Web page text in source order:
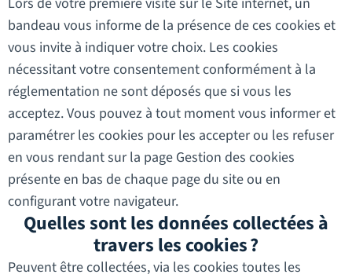
bandeau vous informe de la présence de ces cookies et
vous invite à indiquer votre choix. Les cookies
nécessitant votre consentement conformément à la
réglementation ne sont déposés que si vous les
acceptez. Vous pouvez à tout moment vous informer et
paramétrer les cookies pour les accepter ou les refuser
en vous rendant sur la page ​​​​Gestion des cookies
présente en bas de chaque page du site ou en
configurant votre navigateur.
Quelles sont les données collectées à
travers les cookies ?
Peuvent être collectées, via les cookies toutes les